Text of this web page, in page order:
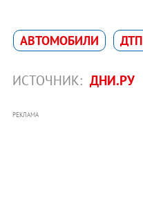
АВТОМОБИЛИ ДТП
ИСТОЧНИК: ДНИ.РУ
РЕКЛАМА